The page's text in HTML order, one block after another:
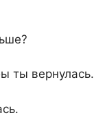
ты вернулась.